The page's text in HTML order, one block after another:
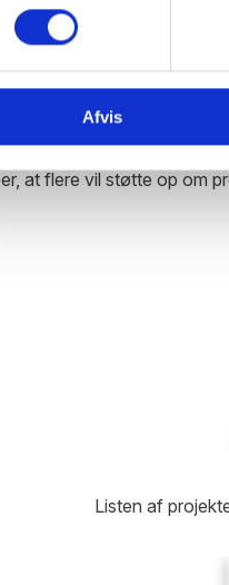
Afvis
der kombinerer læring,
i fremtiden – i børn,
gør vi en forskel for de
at flere vil støtte op om
Listen af